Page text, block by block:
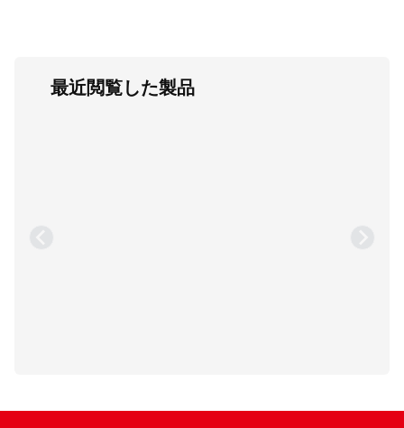
最近閲覧した製品